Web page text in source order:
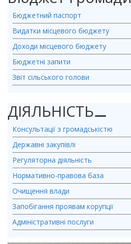
Бюджетний паспорт
Видатки місцевого бюджету
Доходи місцевого бюджету
Бюджетні запити
Звіт сільського голови
ДІЯЛЬНІСТЬ⚊
Консультації з громадськістю
Державні закупівлі
Регуляторна діяльність
Нормативно-правова база
Очищення влади
Запобігання проявам корупції
Адміністративні послуги